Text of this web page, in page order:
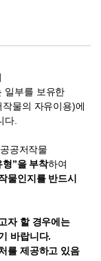
일부를 보유한
물의 자유이용)에
다.
공저작물
형”을 부착하여
물인지를 반드시
자 할 경우에는
바랍니다.
를 제공하고 있음